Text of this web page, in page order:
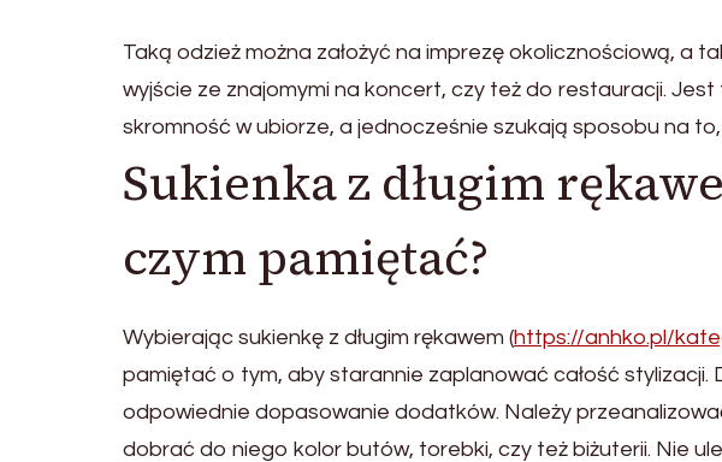
Taką odzież można założyć na imprezę okolicznościową, a
wyjście ze znajomymi na koncert, czy też do restauracji.
skromność w ubiorze, a jednocześnie szukają sposobu na
Sukienka z długim
czym pamiętać?
Wybierając sukienkę z długim rękawem (https://anhko.pl/
pamiętać o tym, aby starannie zaplanować całość stylizacji.
odpowiednie dopasowanie dodatków. Należy
dobrać do niego kolor butów, torebki, czy też biżuterii. Nie